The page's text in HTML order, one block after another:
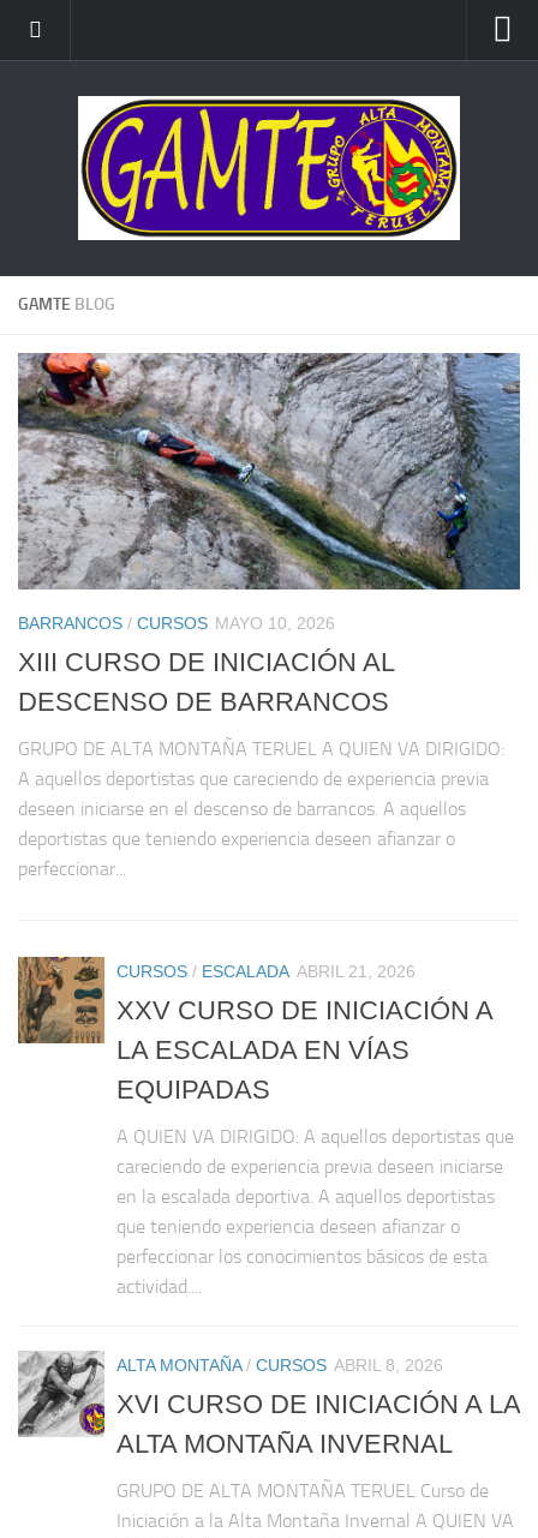
ESCALADA
BARRANCOS
GAMTE BLOG
BARRANCOS / CURSOS MAYO 10, 2026
XIII CURSO DE INICIACIÓN AL
DESCENSO DE BARRANCOS
GRUPO DE ALTA MONTAÑA TERUEL A QUIEN VA DIRIGIDO:
A aquellos deportistas que careciendo de experiencia previa
deseen iniciarse en el descenso de barrancos. A aquellos
deportistas que teniendo experiencia deseen afianzar o
perfeccionar...
CURSOS / ESCALADA ABRIL 21, 2026
XXV CURSO DE INICIACIÓN A
LA ESCALADA EN VÍAS
EQUIPADAS
A QUIEN VA DIRIGIDO: A aquellos deportistas que
careciendo de experiencia previa deseen iniciarse
en la escalada deportiva. A aquellos deportistas
que teniendo experiencia deseen afianzar o
perfeccionar los conocimientos básicos de esta
actividad....
ALTA MONTAÑA/ CURSOS ABRIL 8, 2026
XVI CURSO DE INICIACIÓN A LA
ALTA MONTAÑA INVERNAL
GRUPO DE ALTA MONTAÑA TERUEL Curso de
Iniciación a la Alta Montaña Invernal A QUIEN VA